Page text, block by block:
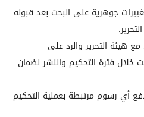
جوهرية على البحث بعد قبوله
هيئة التحرير والرد على
فترة التحكيم والنشر لضمان
أي رسوم مرتبطة بعملية التحكيم